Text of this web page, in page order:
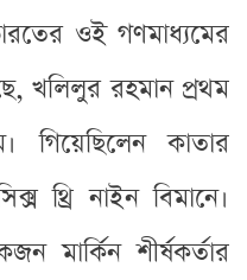
ওই গণমাধ্যমের
খলিলুর রহমান প্রথম
কাতার
থ্রি নাইন বিমানে।
মার্কিন শীর্ষকর্তার